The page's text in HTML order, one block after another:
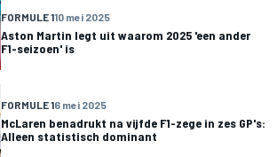
FORMULE 110 mei 2025
Aston Martin legt uit waarom 2025 'een ander
F1-seizoen' is
FORMULE 16 mei 2025
McLaren benadrukt na vijfde F1-zege in zes GP's:
Alleen statistisch dominant